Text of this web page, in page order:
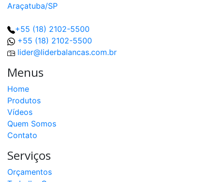
Araçatuba/SP
+55 (18) 2102-5500
+55 (18) 2102-5500
lider@liderbalancas.com.br
Menus
Home
Produtos
Vídeos
Quem Somos
Contato
Serviços
Orçamentos